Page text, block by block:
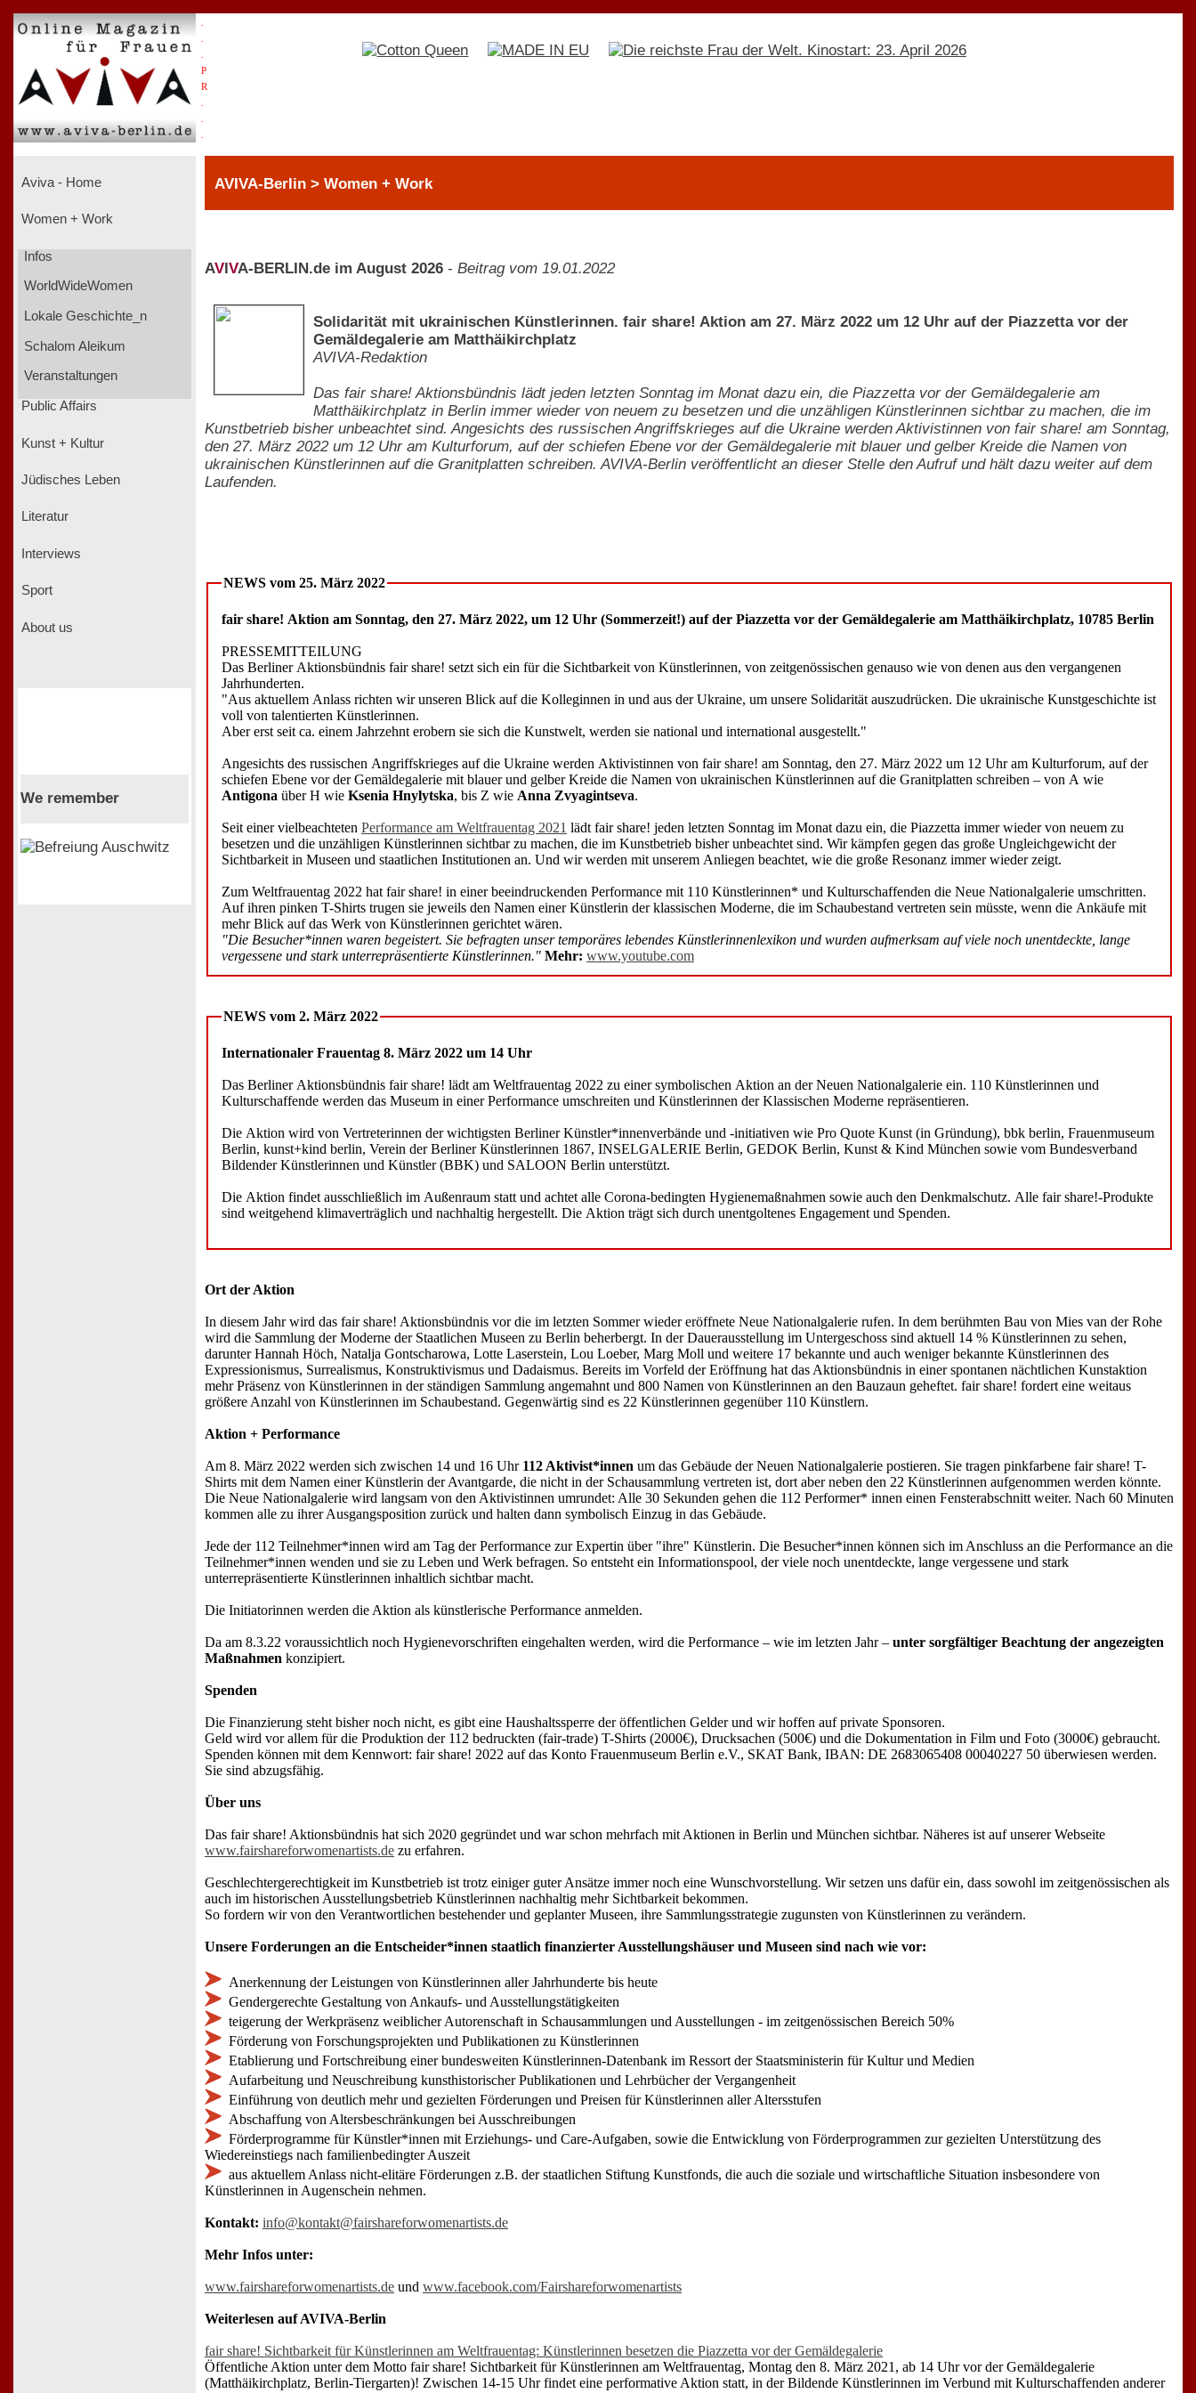
P
R
Aviva - Home
Women + Work
Infos
WorldWideWomen
Lokale Geschichte_n
Schalom Aleikum
Veranstaltungen
Public Affairs
Kunst + Kultur
Jüdisches Leben
Literatur
Interviews
Sport
About us
We remember
AVIVA-Berlin > Women + Work
AV VA-BERLIN.de im August 2026 - Beitrag vom 19.01.2022
Solidarität mit ukrainischen Künstlerinnen. fair share! Aktion am 27. März 2022 um 12 Uhr auf der Piazzetta vor der
Gemäldegalerie am Matthäikirchplatz
AVIVA-Redaktion
Das fair share! Aktionsbündnis lädt jeden letzten Sonntag im Monat dazu ein, die Piazzetta vor der Gemäldegalerie am
Matthäikirchplatz in Berlin immer wieder von neuem zu besetzen und die unzähligen Künstlerinnen sichtbar zu machen, die im
Kunstbetrieb bisher unbeachtet sind. Angesichts des russischen Angriffskrieges auf die Ukraine werden Aktivistinnen von fair share! am Sonntag,
den 27. März 2022 um 12 Uhr am Kulturforum, auf der schiefen Ebene vor der Gemäldegalerie mit blauer und gelber Kreide die Namen von
ukrainischen Künstlerinnen auf die Granitplatten schreiben. AVIVA-Berlin veröffentlicht an dieser Stelle den Aufruf und hält dazu weiter auf dem
Laufenden.
NEWS vom 25. März 2022
fair share! Aktion am Sonntag, den 27. März 2022, um 12 Uhr (Sommerzeit!) auf der Piazzetta vor der Gemäldegalerie am Matthäikirchplatz, 10785 Berlin
PRESSEMITTEILUNG
Das Berliner Aktionsbündnis fair share! setzt sich ein für die Sichtbarkeit von Künstlerinnen, von zeitgenössischen genauso wie von denen aus den vergangenen
Jahrhunderten.
"Aus aktuellem Anlass richten wir unseren Blick auf die Kolleginnen in und aus der Ukraine, um unsere Solidarität auszudrücken. Die ukrainische Kunstgeschichte ist
voll von talentierten Künstlerinnen.
Aber erst seit ca. einem Jahrzehnt erobern sie sich die Kunstwelt, werden sie national und international ausgestellt."
Angesichts des russischen Angriffskrieges auf die Ukraine werden Aktivistinnen von fair share! am Sonntag, den 27. März 2022 um 12 Uhr am Kulturforum, auf der
schiefen Ebene vor der Gemäldegalerie mit blauer und gelber Kreide die Namen von ukrainischen Künstlerinnen auf die Granitplatten schreiben – von A wie
Antigona über H wie Ksenia Hnylytska, bis Z wie Anna Zvyagintseva.
Seit einer vielbeachteten Performance am Weltfrauentag 2021 lädt fair share! jeden letzten Sonntag im Monat dazu ein, die Piazzetta immer wieder von neuem zu
besetzen und die unzähligen Künstlerinnen sichtbar zu machen, die im Kunstbetrieb bisher unbeachtet sind. Wir kämpfen gegen das große Ungleichgewicht der
Sichtbarkeit in Museen und staatlichen Institutionen an. Und wir werden mit unserem Anliegen beachtet, wie die große Resonanz immer wieder zeigt.
Zum Weltfrauentag 2022 hat fair share! in einer beeindruckenden Performance mit 110 Künstlerinnen* und Kulturschaffenden die Neue Nationalgalerie umschritten.
Auf ihren pinken T-Shirts trugen sie jeweils den Namen einer Künstlerin der klassischen Moderne, die im Schaubestand vertreten sein müsste, wenn die Ankäufe mit
mehr Blick auf das Werk von Künstlerinnen gerichtet wären.
"Die Besucher*innen waren begeistert. Sie befragten unser temporäres lebendes Künstlerinnenlexikon und wurden aufmerksam auf viele noch unentdeckte, lange
vergessene und stark unterrepräsentierte Künstlerinnen." Mehr: www.youtube.com
NEWS vom 2. März 2022
Internationaler Frauentag 8. März 2022 um 14 Uhr
Das Berliner Aktionsbündnis fair share! lädt am Weltfrauentag 2022 zu einer symbolischen Aktion an der Neuen Nationalgalerie ein. 110 Künstlerinnen und
Kulturschaffende werden das Museum in einer Performance umschreiten und Künstlerinnen der Klassischen Moderne repräsentieren.
Die Aktion wird von Vertreterinnen der wichtigsten Berliner Künstler*innenverbände und -initiativen wie Pro Quote Kunst (in Gründung), bbk berlin, Frauenmuseum
Berlin, kunst+kind berlin, Verein der Berliner Künstlerinnen 1867, INSELGALERIE Berlin, GEDOK Berlin, Kunst & Kind München sowie vom Bundesverband
Bildender Künstlerinnen und Künstler (BBK) und SALOON Berlin unterstützt.
Die Aktion findet ausschließlich im Außenraum statt und achtet alle Corona-bedingten Hygienemaßnahmen sowie auch den Denkmalschutz. Alle fair share!-Produkte
sind weitgehend klimaverträglich und nachhaltig hergestellt. Die Aktion trägt sich durch unentgoltenes Engagement und Spenden.
Ort der Aktion
In diesem Jahr wird das fair share! Aktionsbündnis vor die im letzten Sommer wieder eröffnete Neue Nationalgalerie rufen. In dem berühmten Bau von Mies van der Rohe
wird die Sammlung der Moderne der Staatlichen Museen zu Berlin beherbergt. In der Dauerausstellung im Untergeschoss sind aktuell 14 % Künstlerinnen zu sehen,
darunter Hannah Höch, Natalja Gontscharowa, Lotte Laserstein, Lou Loeber, Marg Moll und weitere 17 bekannte und auch weniger bekannte Künstlerinnen des
Expressionismus, Surrealismus, Konstruktivismus und Dadaismus. Bereits im Vorfeld der Eröffnung hat das Aktionsbündnis in einer spontanen nächtlichen Kunstaktion
mehr Präsenz von Künstlerinnen in der ständigen Sammlung angemahnt und 800 Namen von Künstlerinnen an den Bauzaun geheftet. fair share! fordert eine weitaus
größere Anzahl von Künstlerinnen im Schaubestand. Gegenwärtig sind es 22 Künstlerinnen gegenüber 110 Künstlern.
Aktion + Performance
Am 8. März 2022 werden sich zwischen 14 und 16 Uhr 112 Aktivist*innen um das Gebäude der Neuen Nationalgalerie postieren. Sie tragen pinkfarbene fair share! T-
Shirts mit dem Namen einer Künstlerin der Avantgarde, die nicht in der Schausammlung vertreten ist, dort aber neben den 22 Künstlerinnen aufgenommen werden könnte.
Die Neue Nationalgalerie wird langsam von den Aktivistinnen umrundet: Alle 30 Sekunden gehen die 112 Performer* innen einen Fensterabschnitt weiter. Nach 60 Minuten
kommen alle zu ihrer Ausgangsposition zurück und halten dann symbolisch Einzug in das Gebäude.
Jede der 112 Teilnehmer*innen wird am Tag der Performance zur Expertin über "ihre" Künstlerin. Die Besucher*innen können sich im Anschluss an die Performance an die
Teilnehmer*innen wenden und sie zu Leben und Werk befragen. So entsteht ein Informationspool, der viele noch unentdeckte, lange vergessene und stark
unterrepräsentierte Künstlerinnen inhaltlich sichtbar macht.
Die Initiatorinnen werden die Aktion als künstlerische Performance anmelden.
Da am 8.3.22 voraussichtlich noch Hygienevorschriften eingehalten werden, wird die Performance – wie im letzten Jahr – unter sorgfältiger Beachtung der angezeigten
Maßnahmen konzipiert.
Spenden
Die Finanzierung steht bisher noch nicht, es gibt eine Haushaltssperre der öffentlichen Gelder und wir hoffen auf private Sponsoren.
Geld wird vor allem für die Produktion der 112 bedruckten (fair-trade) T-Shirts (2000€), Drucksachen (500€) und die Dokumentation in Film und Foto (3000€) gebraucht.
Spenden können mit dem Kennwort: fair share! 2022 auf das Konto Frauenmuseum Berlin e.V., SKAT Bank, IBAN: DE 2683065408 00040227 50 überwiesen werden.
Sie sind abzugsfähig.
Über uns
Das fair share! Aktionsbündnis hat sich 2020 gegründet und war schon mehrfach mit Aktionen in Berlin und München sichtbar. Näheres ist auf unserer Webseite
www.fairshareforwomenartists.de zu erfahren.
Geschlechtergerechtigkeit im Kunstbetrieb ist trotz einiger guter Ansätze immer noch eine Wunschvorstellung. Wir setzen uns dafür ein, dass sowohl im zeitgenössischen als
auch im historischen Ausstellungsbetrieb Künstlerinnen nachhaltig mehr Sichtbarkeit bekommen.
So fordern wir von den Verantwortlichen bestehender und geplanter Museen, ihre Sammlungsstrategie zugunsten von Künstlerinnen zu verändern.
Unsere Forderungen an die Entscheider*innen staatlich finanzierter Ausstellungshäuser und Museen sind nach wie vor:
Anerkennung der Leistungen von Künstlerinnen aller Jahrhunderte bis heute
Gendergerechte Gestaltung von Ankaufs- und Ausstellungstätigkeiten
teigerung der Werkpräsenz weiblicher Autorenschaft in Schausammlungen und Ausstellungen - im zeitgenössischen Bereich 50%
Förderung von Forschungsprojekten und Publikationen zu Künstlerinnen
Etablierung und Fortschreibung einer bundesweiten Künstlerinnen-Datenbank im Ressort der Staatsministerin für Kultur und Medien
Aufarbeitung und Neuschreibung kunsthistorischer Publikationen und Lehrbücher der Vergangenheit
Einführung von deutlich mehr und gezielten Förderungen und Preisen für Künstlerinnen aller Altersstufen
Abschaffung von Altersbeschränkungen bei Ausschreibungen
Förderprogramme für Künstler*innen mit Erziehungs- und Care-Aufgaben, sowie die Entwicklung von Förderprogrammen zur gezielten Unterstützung des
Wiedereinstiegs nach familienbedingter Auszeit
aus aktuellem Anlass nicht-elitäre Förderungen z.B. der staatlichen Stiftung Kunstfonds, die auch die soziale und wirtschaftliche Situation insbesondere von
Künstlerinnen in Augenschein nehmen.
Kontakt: info@kontakt@fairshareforwomenartists.de
Mehr Infos unter:
www.fairshareforwomenartists.de und www.facebook.com/Fairshareforwomenartists
Weiterlesen auf AVIVA-Berlin
fair share! Sichtbarkeit für Künstlerinnen am Weltfrauentag: Künstlerinnen besetzen die Piazzetta vor der Gemäldegalerie
Öffentliche Aktion unter dem Motto fair share! Sichtbarkeit für Künstlerinnen am Weltfrauentag, Montag den 8. März 2021, ab 14 Uhr vor der Gemäldegalerie
(Matthäikirchplatz, Berlin-Tiergarten)! Zwischen 14-15 Uhr findet eine performative Aktion statt, in der Bildende Künstlerinnen im Verbund mit Kulturschaffenden anderer